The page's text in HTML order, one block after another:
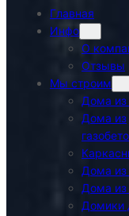
Главная
Инфо
О
Отзывы
Мы строим
Дома из
Дома из
Дома из
Дома из
Домики